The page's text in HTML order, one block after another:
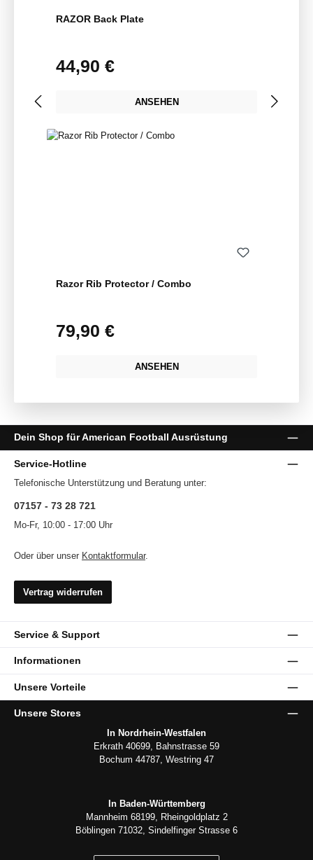
RAZOR Back Plate
Regulärer Preis:
44,90 €
ANSEHEN
Razor Rib Protector / Combo
Regulärer Preis:
79,90 €
ANSEHEN
Dein Shop für American Football Ausrüstung
Service-Hotline
Telefonische Unterstützung und Beratung unter:
07157 - 73 28 721
Mo-Fr, 10:00 - 17:00 Uhr
Oder über unser Kontaktformular.
Vertrag widerrufen
Service & Support
Informationen
Unsere Vorteile
Unsere Stores
In Nordrhein-Westfalen
Erkrath 40699, Bahnstrasse 59
Bochum 44787, Westring 47
In Baden-Württemberg
Mannheim 68199, Rheingoldplatz 2
Böblingen 71032, Sindelfinger Strasse 6